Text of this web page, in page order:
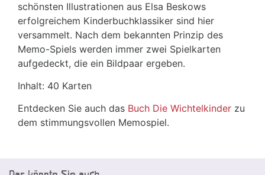
schönsten Illustrationen aus Elsa Beskows
erfolgreichem Kinderbuchklassiker sind hier
versammelt. Nach dem bekannten Prinzip des
Memo-Spiels werden immer zwei Spielkarten
aufgedeckt, die ein Bildpaar ergeben.
Inhalt: 40 Karten
Entdecken Sie auch das Buch Die Wichtelkinder zu
dem stimmungsvollen Memospiel.